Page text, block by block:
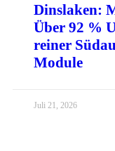
Dinslaken:
Über 92 %
reiner
Module
Juli 21, 2026